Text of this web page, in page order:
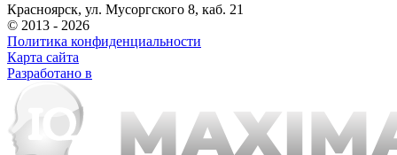
Красноярск, ул. Мусоргского 8, каб. 21
© 2013 - 2026
Политика конфиденциальности
Карта сайта
Разработано в